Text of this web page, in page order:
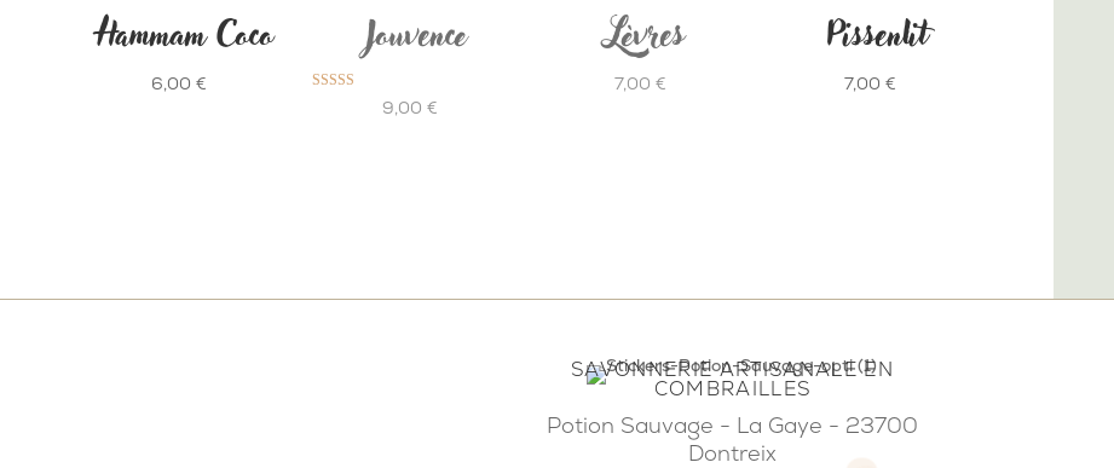
Hammam Coco
6,00€
Jouvence
9,00 €
Lèvres
7,00 €
Pissenlit
7,00€
SAVONNERIE ARTISANALE EN
COMBRAILLES
Potion Sauvage - La Gaye - 23700
Dontreix